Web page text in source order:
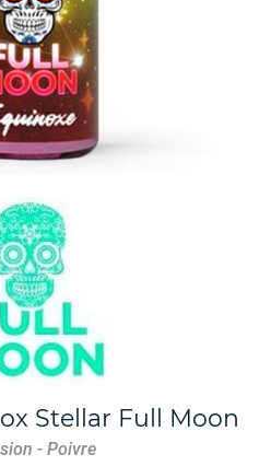
Stellar Full Moon
- Poivre